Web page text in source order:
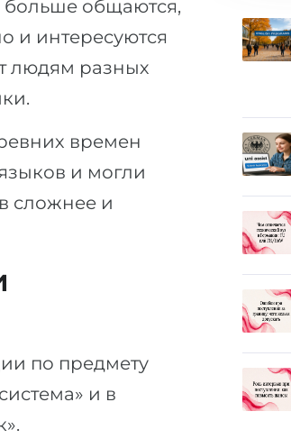
больше общаются,
и интересуются
людям разных
времен
и могли
сложнее и
по предмету
и в